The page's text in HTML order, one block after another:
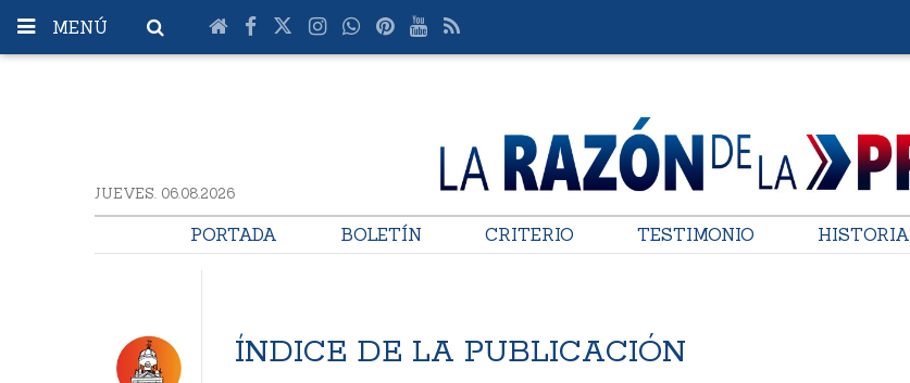
MENÚ
JUEVES. 06.08.2026
PORTADA BOLETÍN CRITERIO TESTIMONIO HISTORIA
ÍNDICE DE LA PUBLICACIÓN